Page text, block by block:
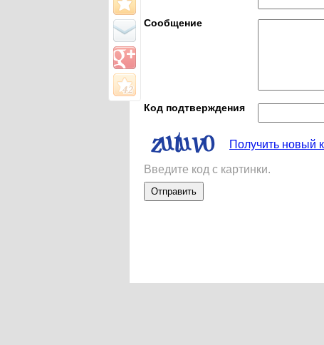
Сообщение
Код подтверждения
Получить новый
Введите код с картинки.